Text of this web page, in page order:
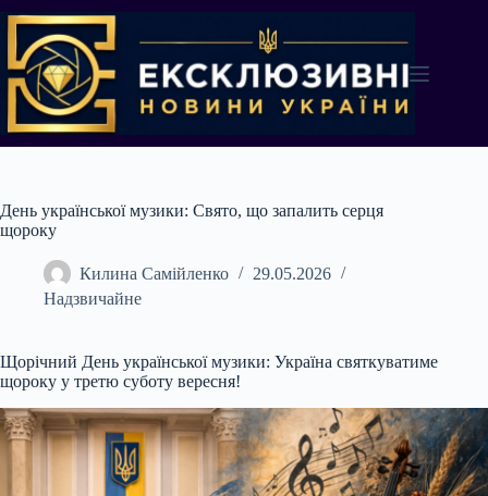
до
вмісту
День української музики: Свято, що запалить серця
щороку
Килина Самійленко
29.05.2026
Надзвичайне
Щорічний День української музики: Україна святкуватиме
щороку у третю суботу вересня!